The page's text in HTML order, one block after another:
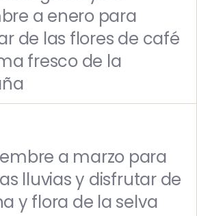
a enero para
de las flores de café
fresco de la
a marzo para
lluvias y disfrutar de
y flora de la selva